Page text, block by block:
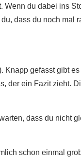
du dabei ins
dass du noch mal
Knapp gefasst gibt
der ein Fazit zieht.
dass du nicht
schon einmal